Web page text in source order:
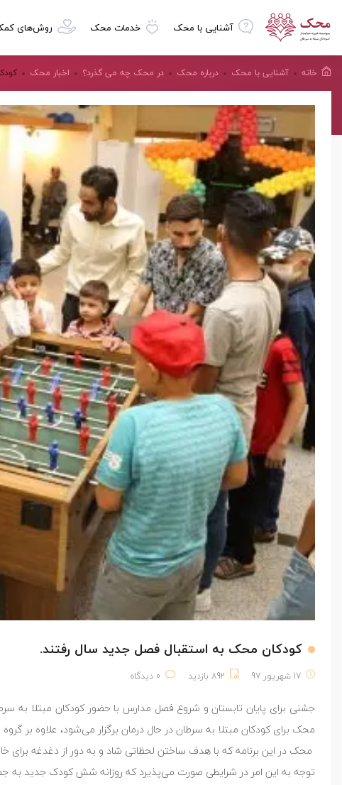
آشنایی با محک خدمات محک روش‌های
خانه آشنایی با محک درباره محک در محک چه می گذرد؟ اخبار محک
کودکان محک به استقبال فصل جدید سال رفتند.
17 شهریور 97 892 بازدید 0 دیدگاه
جشنی برای پایان تابستان و شروع فصل مدارس با حضور کودکان مبتلا به
محک برای کودکان مبتلا به سرطان در حال درمان برگزار می‌شود، علاوه بر
محک در این برنامه که با هدف ساختن لحظاتی شاد و به دور از دغدغه برای
توجه به این امر در شرایطی صورت می‌پذیرد که روزانه شش کودک جدید به